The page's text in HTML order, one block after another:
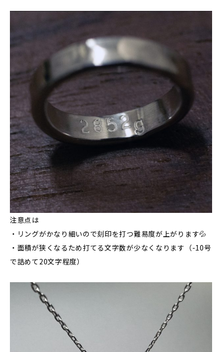
注意点は
・リングがかなり細いので刻印を打つ難易度が上がります💦
・面積が狭くなるため打てる文字数が少なくなります（-10号
で詰めて20文字程度）